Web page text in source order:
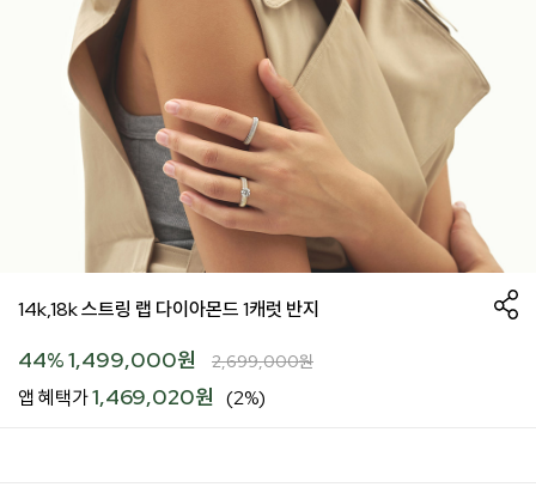
14k,18k 스트링 랩 다이아몬드 1캐럿 반지
44%1,499,000원 2,699,000원
앱 혜택가1,469,020원 (2%)